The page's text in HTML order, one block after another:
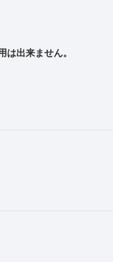
出来ません。